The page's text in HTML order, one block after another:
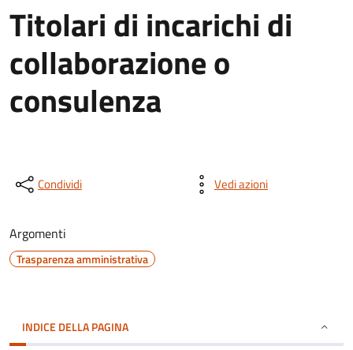
Titolari di incarichi di
collaborazione o
consulenza
Condividi Vedi azioni
Argomenti
Trasparenza amministrativa
INDICE DELLA PAGINA